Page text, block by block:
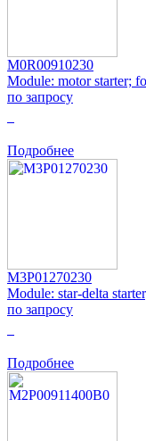
M0R00910230
Module: motor starter;
по запросу
Подробнее
M3P01270230
Module: star-delta
по запросу
Подробнее